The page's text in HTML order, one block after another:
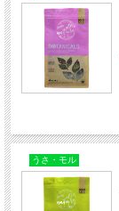
うさ・モル